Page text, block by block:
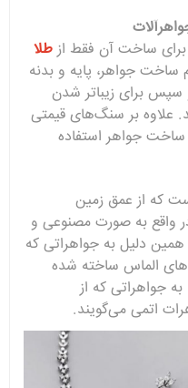
ساخت آن فقط از طلا
ساخت جواهر، پایه و بدنه
سپس برای زیبا‌تر شدن
علاوه بر سنگ‌های قیمتی
ساخت جواهر استفاده
که از عمق زمین
واقع به صورت مصنوعی و
دلیل به جواهراتی که
الماس ساخته شده
جواهراتی که از
اتمی می‌گویند.